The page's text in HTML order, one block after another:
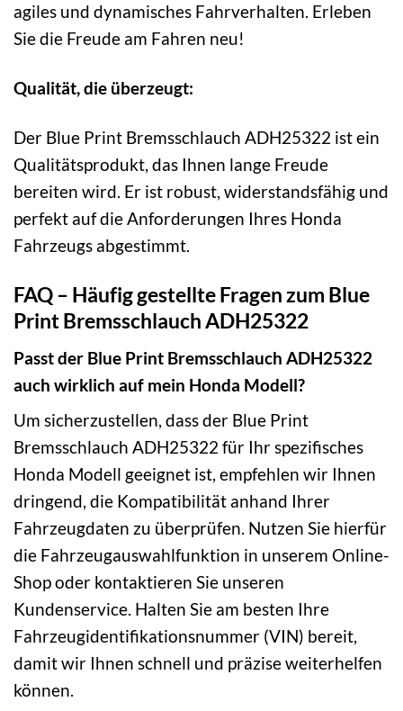
agiles und dynamisches Fahrverhalten. Erleben
Sie die Freude am Fahren neu!
Qualität, die überzeugt:
Der Blue Print Bremsschlauch ADH25322 ist ein
Qualitätsprodukt, das Ihnen lange Freude
bereiten wird. Er ist robust, widerstandsfähig und
perfekt auf die Anforderungen Ihres Honda
Fahrzeugs abgestimmt.
FAQ – Häufig gestellte Fragen zum Blue
Print Bremsschlauch ADH25322
Passt der Blue Print Bremsschlauch ADH25322
auch wirklich auf mein Honda Modell?
Um sicherzustellen, dass der Blue Print
Bremsschlauch ADH25322 für Ihr spezifisches
Honda Modell geeignet ist, empfehlen wir Ihnen
dringend, die Kompatibilität anhand Ihrer
Fahrzeugdaten zu überprüfen. Nutzen Sie hierfür
die Fahrzeugauswahlfunktion in unserem Online-
Shop oder kontaktieren Sie unseren
Kundenservice. Halten Sie am besten Ihre
Fahrzeugidentifikationsnummer (VIN) bereit,
damit wir Ihnen schnell und präzise weiterhelfen
können.